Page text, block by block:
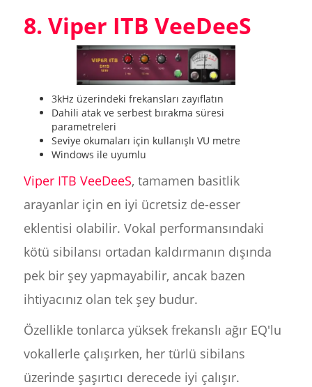
8. Viper ITB VeeDeeS
3kHz üzerindeki frekansları zayıflatın
Dahili atak ve serbest bırakma süresi
parametreleri
Seviye okumaları için kullanışlı VU metre
Windows ile uyumlu
Viper ITB VeeDeeS, tamamen basitlik
arayanlar için en iyi ücretsiz de-esser
eklentisi olabilir. Vokal performansındaki
kötü sibilansı ortadan kaldırmanın dışında
pek bir şey yapmayabilir, ancak bazen
ihtiyacınız olan tek şey budur.
Özellikle tonlarca yüksek frekanslı ağır EQ'lu
vokallerle çalışırken, her türlü sibilans
üzerinde şaşırtıcı derecede iyi çalışır.